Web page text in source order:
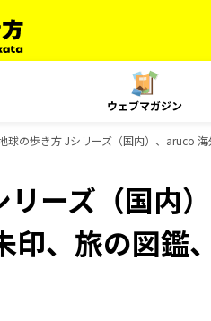
ウェブマガジン
球の歩き方 Jシリーズ（国内）、aruco
リーズ（国内
印、旅の図鑑